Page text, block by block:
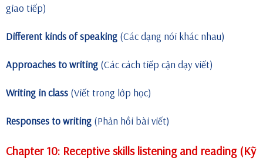
giao tiếp)
Different kinds of speaking (Các dạng nói khác nhau)
Approaches to writing (Các cách tiếp cận dạy viết)
Writing in class (Viết trong lớp học)
Responses to writing (Phản hồi bài viết)
Chapter 10: Receptive skills listening and reading (Kỹ